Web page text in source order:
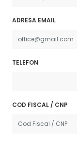
ADRESA EMAIL
TELEFON
COD FISCAL / CNP